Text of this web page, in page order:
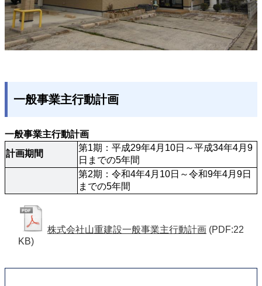
一般事業主行動計画
一般事業主行動計画
計画期間
第1期：平成29年4月10日～平成34年4月9
日までの5年間
第2期：令和4年4月10日～令和9年4月9日
までの5年間
株式会社山重建設一般事業主行動計画 (PDF:22
KB)